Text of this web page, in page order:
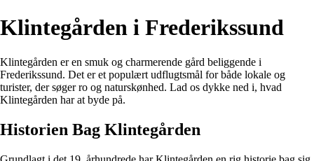
Klintegården i Frederikssund
Klintegården er en smuk og charmerende gård beliggende i
Frederikssund. Det er et populært udflugtsmål for både lokale og
turister, der søger ro og naturskønhed. Lad os dykke ned i, hvad
Klintegården har at byde på.
Historien Bag Klintegården